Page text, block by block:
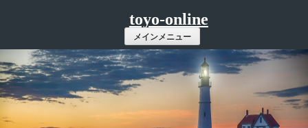
ツ
へ
ス
キ
toyo-online
メインメニュー